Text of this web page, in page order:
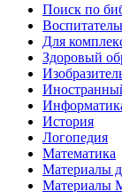
Поиск по
Для
Здоровый
История
Логопедия
Математика
Материалы
Материалы